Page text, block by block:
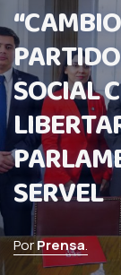
SOCIAL
SERVEL
PorPrensa.